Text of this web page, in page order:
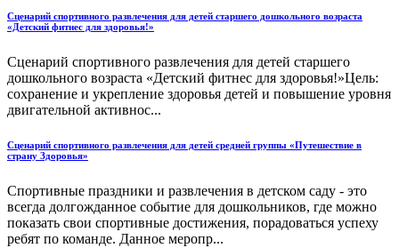
Сценарий спортивного развлечения для детей старшего дошкольного возраста
«Детский фитнес для здоровья!»
Сценарий спортивного развлечения для детей старшего
дошкольного возраста «Детский фитнес для здоровья!»Цель:
сохранение и укрепление здоровья детей и повышение уровня
двигательной активнос...
Сценарий спортивного развлечения для детей средней группы «Путешествие в
страну Здоровья»
Спортивные праздники и развлечения в детском саду - это
всегда долгожданное событие для дошкольников, где можно
показать свои спортивные достижения, порадоваться успеху
ребят по команде. Данное меропр...